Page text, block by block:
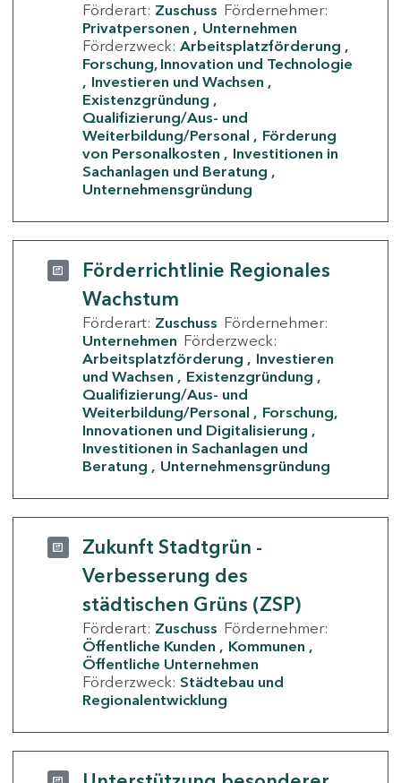
Förderart: Zuschuss Fördernehmer:
Privatpersonen
Unternehmen
Förderzweck: Arbeitsplatzförderung
Forschung, Innovation und Technologie
Investieren und Wachsen
Existenzgründung
Qualifizierung/Aus- und
Weiterbildung/Personal
Förderung
von Personalkosten
Investitionen in
Sachanlagen und Beratung
Unternehmensgründung
Förderrichtlinie Regionales
Wachstum
Förderart: Zuschuss Fördernehmer:
Unternehmen Förderzweck:
Arbeitsplatzförderung
Investieren
und Wachsen
Existenzgründung
Qualifizierung/Aus- und
Weiterbildung/Personal
Forschung,
Innovationen und Digitalisierung
Investitionen in Sachanlagen und
Beratung
Unternehmensgründung
Zukunft Stadtgrün -
Verbesserung des
städtischen Grüns (ZSP)
Förderart: Zuschuss Fördernehmer:
Öffentliche Kunden
Kommunen
Öffentliche Unternehmen
Förderzweck: Städtebau und
Regionalentwicklung